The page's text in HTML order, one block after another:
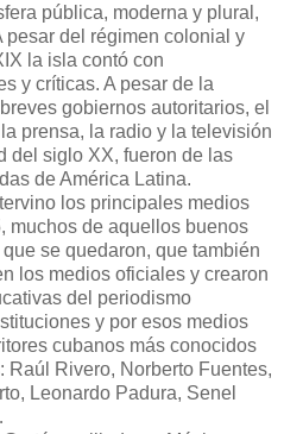
pública, moderna y plural,
pesar del régimen colonial y
la isla contó con
y críticas. A pesar de la
gobiernos autoritarios, el
prensa, la radio y la televisión
del siglo XX, fueron de las
de América Latina.
los principales medios
muchos de aquellos buenos
se quedaron, que también
los medios oficiales y crearon
del periodismo
y por esos medios
cubanos más conocidos
Rivero, Norberto Fuentes,
Leonardo Padura, Senel